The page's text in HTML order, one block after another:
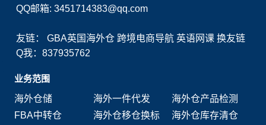
QQ邮箱: 3451714383@qq.com
友链：GBA英国海外仓 跨境电商导航 英语网课 换友链
Q我：837935762
业务范围
海外仓储
海外一件代发
海外仓产品检测
FBA中转仓
海外仓移仓换标 海外仓库存清仓